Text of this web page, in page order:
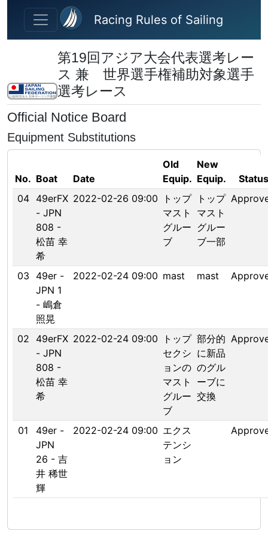
Skip to main content
Racing Rules of Sailing
第19回アジア大会代表選考レー
ス 兼 世界選手権補助対象選手
選考レース
Official Notice Board
Equipment Substitutions
No. Boat Date
Old
Equip.
New
Equip.
Status
04
49erFX
- JPN
808 -
松苗 幸
希
2022-02-26 09:00
トップ
マスト
グルー
ブ
トップ
マスト
グルー
ブ一部
03
49er -
JPN 1
- 嶋倉
照晃
2022-02-24 09:00 mast mast
02
49erFX
- JPN
808 -
松苗 幸
希
2022-02-24 09:00
トップ
セクシ
ョンの
マスト
グルー
ブ
部分的
に新品
のグル
ーブに
交換
01
49er -
JPN
26 - 吉
井 稀世
輝
2022-02-24 09:00 エクス
テンシ
ョン